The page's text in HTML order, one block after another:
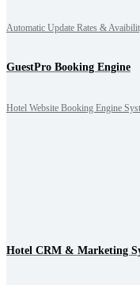
Automatic Update Rates &
GuestPro Booking Engine
Hotel Website Booking Engine
Hotel CRM & Marketing